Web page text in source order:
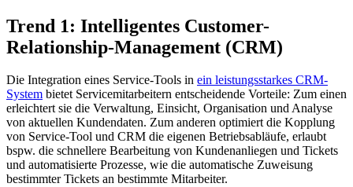
Trend 1: Intelligentes Customer-
Relationship-Management (CRM)
Die Integration eines Service-Tools in ein leistungsstarkes CRM-
System bietet Servicemitarbeitern entscheidende Vorteile: Zum einen
erleichtert sie die Verwaltung, Einsicht, Organisation und Analyse
von aktuellen Kundendaten. Zum anderen optimiert die Kopplung
von Service-Tool und CRM die eigenen Betriebsabläufe, erlaubt
bspw. die schnellere Bearbeitung von Kundenanliegen und Tickets
und automatisierte Prozesse, wie die automatische Zuweisung
bestimmter Tickets an bestimmte Mitarbeiter.